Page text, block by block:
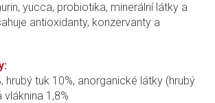
yucca, probiotika, minerální látky a
antioxidanty, konzervanty a
hrubý tuk 10%, anorganické látky (hrubý
vláknina 1,8%